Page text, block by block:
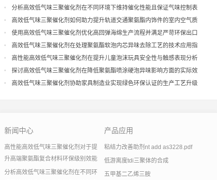
分析高效低气味三聚催化剂在不同环境下维持催化性能且保证气味控制表
现
高效低气味三聚催化剂如何助力提升轨道交通聚氨酯内饰件的室内空气质
量
使用高效低气味三聚催化剂优化高回弹海绵生产流程并满足严苛环保出口
高效低气味三聚催化剂在处理聚氨酯软泡内芯异味去除工艺的技术应用指
导
高性能高效低气味三聚催化剂在提升儿童泡沫玩具安全性与触感表现分析
探讨高效低气味三聚催化剂在降低聚氨酯喷涂硬泡异味影响方面的实际效
果
高效低气味三聚催化剂协助家具制造业实现绿色环保认证的生产工艺升级
新闻中心
高性能高效低气味三聚催化剂对于提
升高端聚氨酯复合材料环保级别效能
分析高效低气味三聚催化剂在不同环
产品应用
粘结力改善助剂nt add as3228.pdf
低游离度tdi三聚体的合成
五甲基二乙烯三胺